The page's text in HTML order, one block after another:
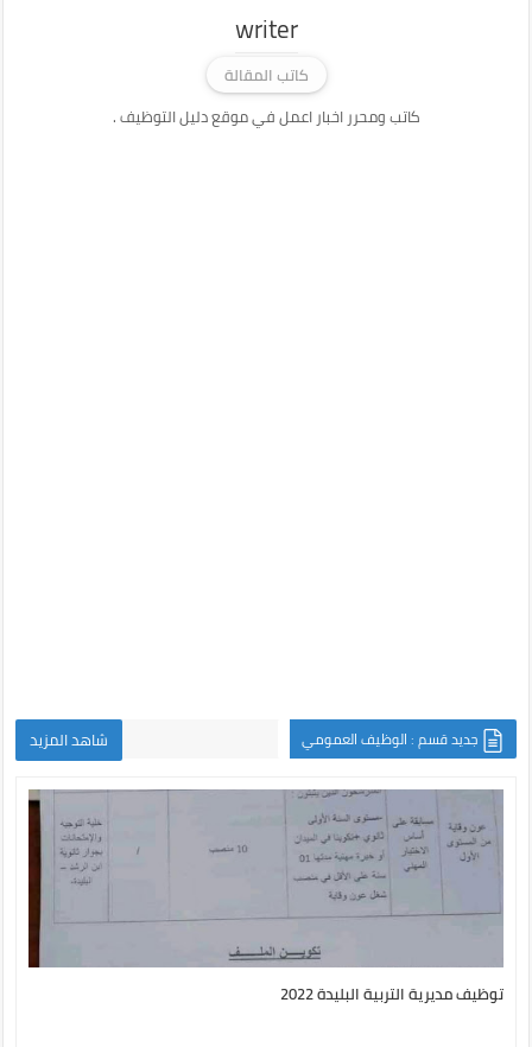
writer
كاتب المقالة
كاتب ومحرر اخبار اعمل في موقع دليل التوظيف .
جديد قسم : الوظيف العمومي شاهد المزيد
توظيف مديرية التربية البليدة 2022